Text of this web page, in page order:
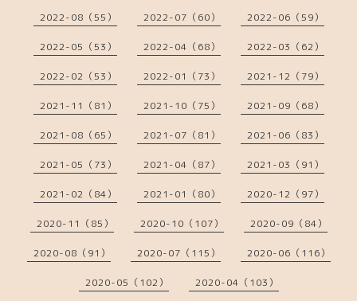
2022-08（55） 2022-07（60） 2022-06（59）
2022-05（53） 2022-04（68） 2022-03（62）
2022-02（53） 2022-01（73） 2021-12（79）
2021-11（81） 2021-10（75） 2021-09（68）
2021-08（65） 2021-07（81） 2021-06（83）
2021-05（73） 2021-04（87） 2021-03（91）
2021-02（84） 2021-01（80） 2020-12（97）
2020-11（85） 2020-10（107） 2020-09（84）
2020-08（91） 2020-07（115） 2020-06（116）
2020-05（102） 2020-04（103）